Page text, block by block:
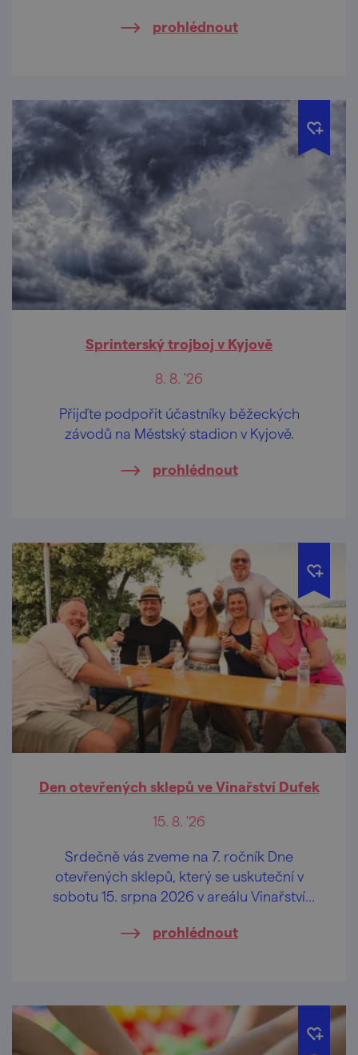
prohlédnout
Sprinterský trojboj v Kyjově
8. 8. '26
Přijďte podpořit účastníky běžeckých
závodů na Městský stadion v Kyjově.
prohlédnout
Den otevřených sklepů ve Vinařství Dufek
15. 8. '26
Srdečně vás zveme na 7. ročník Dne
otevřených sklepů, který se uskuteční v
sobotu 15. srpna 2026 v areálu Vinařství
prohlédnout